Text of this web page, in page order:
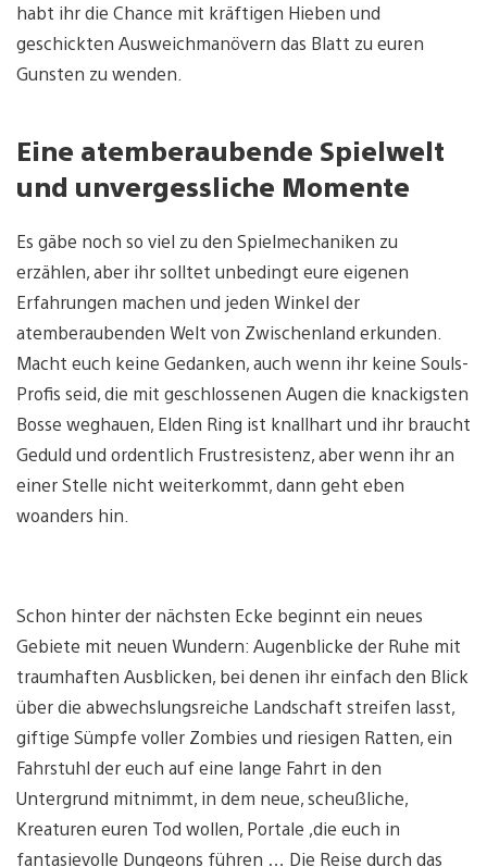
habt ihr die Chance mit kräftigen Hieben und
geschickten Ausweichmanövern das Blatt zu euren
Gunsten zu wenden.
Eine atemberaubende Spielwelt
und unvergessliche Momente
Es gäbe noch so viel zu den Spielmechaniken zu
erzählen, aber ihr solltet unbedingt eure eigenen
Erfahrungen machen und jeden Winkel der
atemberaubenden Welt von Zwischenland erkunden.
Macht euch keine Gedanken, auch wenn ihr keine Souls-
Profis seid, die mit geschlossenen Augen die knackigsten
Bosse weghauen, Elden Ring ist knallhart und ihr braucht
Geduld und ordentlich Frustresistenz, aber wenn ihr an
einer Stelle nicht weiterkommt, dann geht eben
woanders hin.
Schon hinter der nächsten Ecke beginnt ein neues
Gebiete mit neuen Wundern: Augenblicke der Ruhe mit
traumhaften Ausblicken, bei denen ihr einfach den Blick
über die abwechslungsreiche Landschaft streifen lasst,
giftige Sümpfe voller Zombies und riesigen Ratten, ein
Fahrstuhl der euch auf eine lange Fahrt in den
Untergrund mitnimmt, in dem neue, scheußliche,
Kreaturen euren Tod wollen, Portale ,die euch in
fantasievolle Dungeons führen … Die Reise durch das